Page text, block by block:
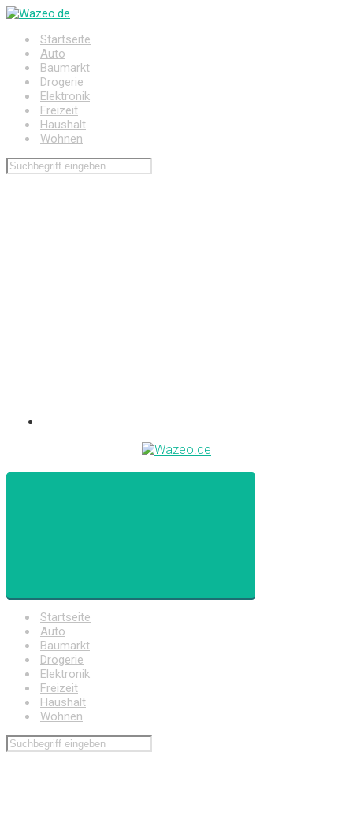
Zum
springenStartseite
Auto
Baumarkt
Drogerie
Elektronik
Freizeit
Haushalt
Wohnen
Startseite
Auto
Baumarkt
Drogerie
Elektronik
Freizeit
Haushalt
Wohnen